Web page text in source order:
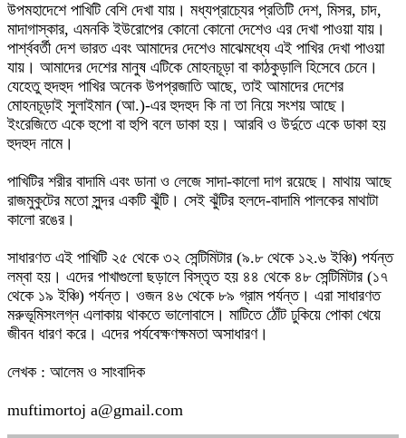
উপমহাদেশে পাখিটি বেশি দেখা যায়। মধ্যপ্রাচ্যের প্রতিটি দেশ, মিসর, চাদ,
মাদাগাস্কার, এমনকি ইউরোপের কোনো কোনো দেশেও এর দেখা পাওয়া যায়।
পার্শ্ববর্তী দেশ ভারত এবং আমাদের দেশেও মাঝেমধ্যে এই পাখির দেখা পাওয়া
যায়। আমাদের দেশের মানুষ এটিকে মোহনচূড়া বা কাঠকুড়ালি হিসেবে চেনে।
যেহেতু হুদহুদ পাখির অনেক উপপ্রজাতি আছে, তাই আমাদের দেশের
মোহনচূড়াই সুলাইমান (আ.)-এর হুদহুদ কি না তা নিয়ে সংশয় আছে।
ইংরেজিতে একে হুপো বা হুপি বলে ডাকা হয়। আরবি ও উর্দুতে একে ডাকা হয়
হুদহুদ নামে।
পাখিটির শরীর বাদামি এবং ডানা ও লেজে সাদা-কালো দাগ রয়েছে। মাথায় আছে
রাজমুকুটের মতো সুন্দর একটি ঝুঁটি। সেই ঝুঁটির হলদে-বাদামি পালকের মাথাটা
কালো রঙের।
সাধারণত এই পাখিটি ২৫ থেকে ৩২ সেন্টিমিটার (৯.৮ থেকে ১২.৬ ইঞ্চি) পর্যন্ত
লম্বা হয়। এদের পাখাগুলো ছড়ালে বিস্তৃত হয় ৪৪ থেকে ৪৮ সেন্টিমিটার (১৭
থেকে ১৯ ইঞ্চি) পর্যন্ত। ওজন ৪৬ থেকে ৮৯ গ্রাম পর্যন্ত। এরা সাধারণত
মরুভূমিসংলগ্ন এলাকায় থাকতে ভালোবাসে। মাটিতে ঠোঁট ঢুকিয়ে পোকা খেয়ে
জীবন ধারণ করে। এদের পর্যবেক্ষণক্ষমতা অসাধারণ।
লেখক : আলেম ও সাংবাদিক
muftimortoj a@gmail.com